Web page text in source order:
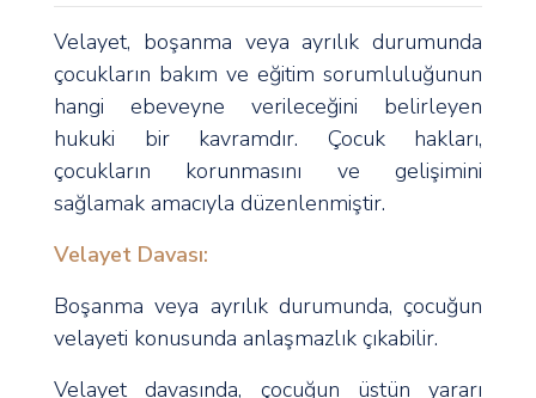
Velayet, boşanma veya ayrılık durumunda
çocukların bakım ve eğitim sorumluluğunun
hangi ebeveyne verileceğini belirleyen
hukuki bir kavramdır. Çocuk hakları,
çocukların korunmasını ve gelişimini
sağlamak amacıyla düzenlenmiştir.
Velayet Davası:
Boşanma veya ayrılık durumunda, çocuğun
velayeti konusunda anlaşmazlık çıkabilir.
Velayet davasında, çocuğun üstün yararı